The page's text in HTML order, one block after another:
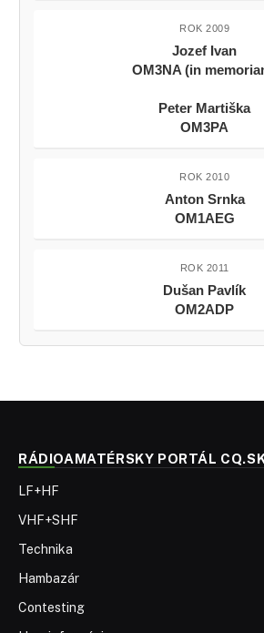
ROK 2009
Jozef Ivan
OM3NA (in
Peter Martiška
OM3PA
ROK 2010
Anton Srnka
OM1AEG
ROK 2011
Dušan Pavlík
OM2ADP
RÁDIOAMATÉRSKY PORTÁL
LF+HF
VHF+SHF
Technika
Hambazár
Contesting